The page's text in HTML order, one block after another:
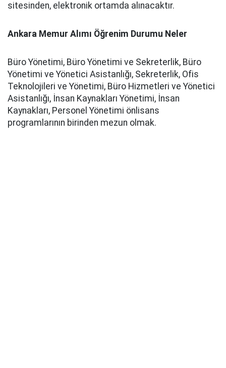
sitesinden, elektronik ortamda alınacaktır.
Ankara Memur Alımı Öğrenim Durumu Neler
Büro Yönetimi, Büro Yönetimi ve Sekreterlik, Büro
Yönetimi ve Yönetici Asistanlığı, Sekreterlik, Ofis
Teknolojileri ve Yönetimi, Büro Hizmetleri ve Yönetici
Asistanlığı, İnsan Kaynakları Yönetimi, İnsan
Kaynakları, Personel Yönetimi önlisans
programlarının birinden mezun olmak.